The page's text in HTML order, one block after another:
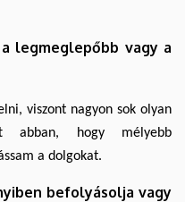
legmeglepőbb vagy a
viszont nagyon sok olyan
abban, hogy mélyebb
a dolgokat.
befolyásolja vagy